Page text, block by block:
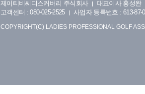
제이티비씨디스커버리 주식회사
대표이사 홍성완
고객센터 : 080-025-2525
사업자 등록번호 : 613-87-
COPYRIGHT(C) LADIES PROFESSIONAL GOLF